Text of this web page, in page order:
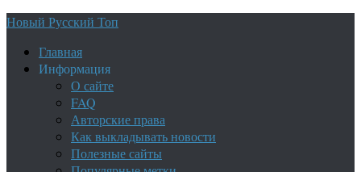
Новый Русский Топ
Главная
Информация
О сайте
FAQ
Авторские права
Как выкладывать новости
Полезные сайты